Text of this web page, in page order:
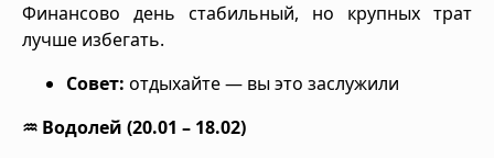
Финансово день стабильный, но крупных трат
лучше избегать.
Совет: отдыхайте — вы это заслужили
♒ Водолей (20.01 – 18.02)